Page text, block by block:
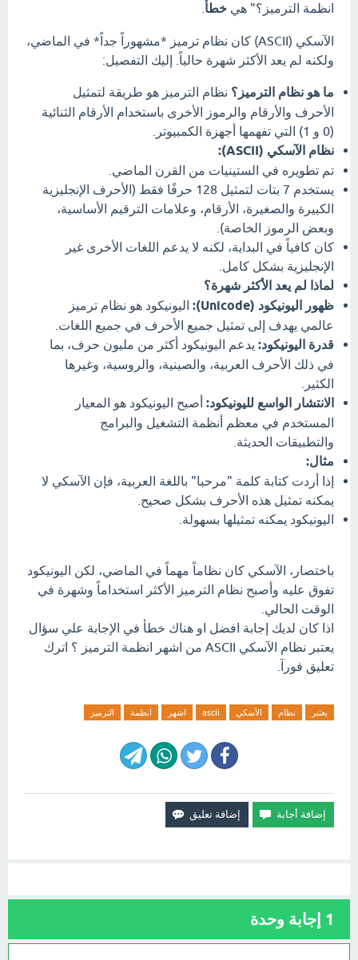
انظمة الترميز؟" هي خطأ
الآسكي (ASCII) كان نظام ترميز *مشهوراً جداً* في الماضي،
ولكنه لم يعد الأكثر شهرة حالياً. إليك التفصيل:
ما هو نظام الترميز؟ نظام الترميز هو طريقة لتمثيل
الأحرف والأرقام والرموز الأخرى باستخدام الأرقام الثنائية
(0 و 1) التي تفهمها أجهزة الكمبيوتر.
نظام الآسكي (ASCII):
تم تطويره في الستينيات من القرن الماضي.
يستخدم 7 بتات لتمثيل 128 حرفًا فقط (الأحرف الإنجليزية
الكبيرة والصغيرة، الأرقام، وعلامات الترقيم الأساسية،
وبعض الرموز الخاصة).
كان كافياً في البداية، لكنه لا يدعم اللغات الأخرى غير
الإنجليزية بشكل كامل.
لماذا لم يعد الأكثر شهرة؟
ظهور اليونيكود (Unicode):
اليونيكود هو نظام ترميز
عالمي يهدف إلى تمثيل جميع الأحرف في جميع اللغات.
قدرة اليونيكود: يدعم اليونيكود أكثر من مليون حرف، بما
في ذلك الأحرف العربية، والصينية، والروسية، وغيرها
الكثير.
الانتشار الواسع لليونيكود: أصبح اليونيكود هو المعيار
المستخدم في معظم أنظمة التشغيل والبرامج
والتطبيقات الحديثة.
مثال:
إذا أردت كتابة كلمة "مرحبا" باللغة العربية، فإن الآسكي لا
يمكنه تمثيل هذه الأحرف بشكل صحيح.
اليونيكود يمكنه تمثيلها بسهولة.
باختصار، الآسكي كان نظاماً مهماً في الماضي، لكن اليونيكود
تفوق عليه وأصبح نظام الترميز الأكثر استخداماً وشهرة في
الوقت الحالي.
اذا كان لديك إجابة افضل او هناك خطأ في الإجابة علي سؤال
يعتبر نظام الآسكي ASCII من اشهر انظمة الترميز ؟ اترك
تعليق فورآ.
يعتبر نظام الآسكي ascii اشهر انظمة الترميز
1 إجابة وحدة